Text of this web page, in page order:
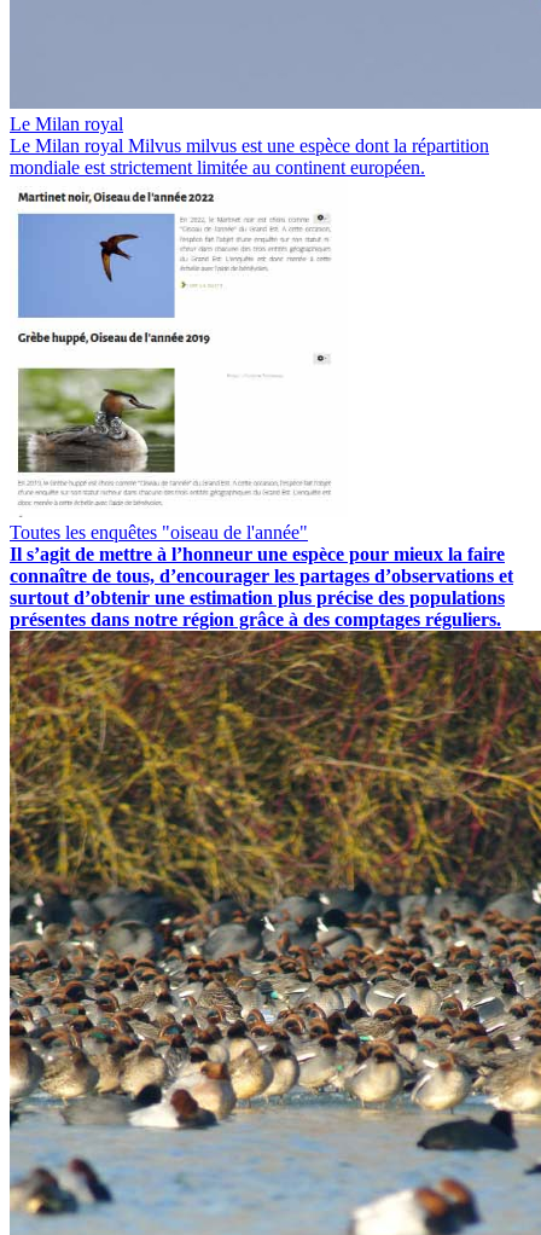
Le Milan royal
Le Milan royal Milvus milvus est une espèce dont la répartition
mondiale est strictement limitée au continent européen.
Toutes les enquêtes "oiseau de l'année"
Il s’agit de mettre à l’honneur une espèce pour mieux la faire
connaître de tous, d’encourager les partages d’observations et
surtout d’obtenir une estimation plus précise des populations
présentes dans notre région grâce à des comptages réguliers.